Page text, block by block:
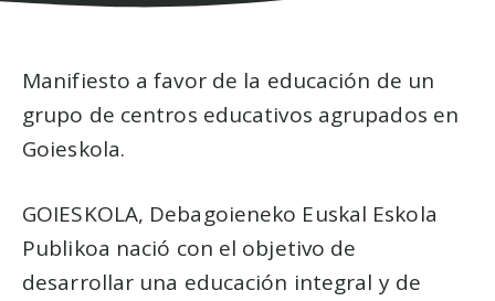
Manifiesto a favor de la educación de un
grupo de centros educativos agrupados en
Goieskola.
GOIESKOLA, Debagoieneko Euskal Eskola
Publikoa nació con el objetivo de
desarrollar una educación integral y de